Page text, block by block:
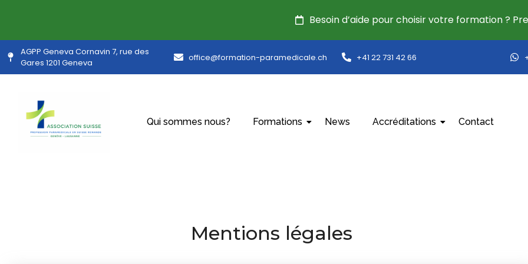
Besoin d’aide pour choisir votre formation ? Prenez
AGPP Geneva Cornavin 7, rue des
Gares 1201 Geneva
office@formation-paramedicale.ch +41 22 731 42 66
Qui sommes nous? Formations News Accréditations Contact
Mentions légales